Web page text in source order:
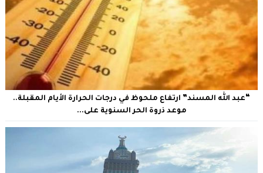
“عبد الله المسند” ارتفاع ملحوظ في درجات الحرارة الأيام المقبلة..
موعد ذروة الحر السنوية على...